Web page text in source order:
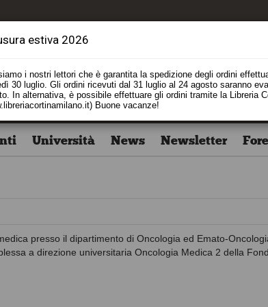
Università News Newsletter
presso il dipartimento di Oncologia ed Emato-
a direzione universitaria Oncologia Medica 2 della
estiva 2026
i nostri lettori che è garantita la spedizione degli ordini
30 luglio. Gli ordini ricevuti dal 31 luglio al 24 agosto saranno
In alternativa, è possibile effettuare gli ordini tramite la Libreria
Buone vacanze!